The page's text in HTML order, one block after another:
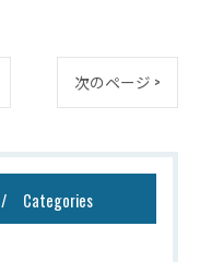
次のページ >
Categories